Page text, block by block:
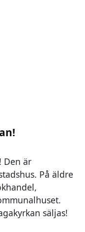
Den är
På äldre
säljas!